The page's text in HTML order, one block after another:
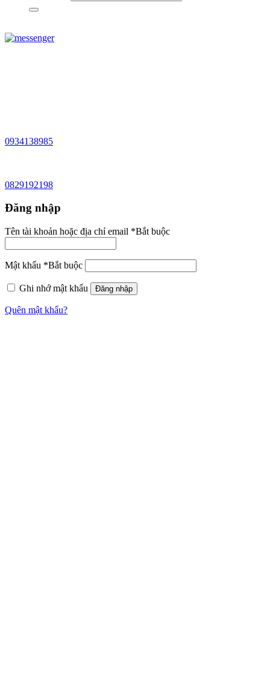
0934138985
0829192198
Đăng nhập
Tên tài khoản hoặc địa chỉ email *Bắt buộc
Mật khẩu *Bắt buộc
Ghi nhớ mật khẩu Đăng nhập
Quên mật khẩu?